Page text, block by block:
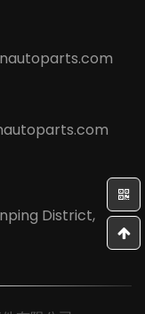
District,